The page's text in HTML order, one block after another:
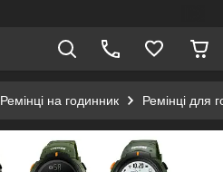
Ремінці на годинник Ремінці для